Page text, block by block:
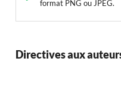
format PNG ou JPEG.
Directives aux